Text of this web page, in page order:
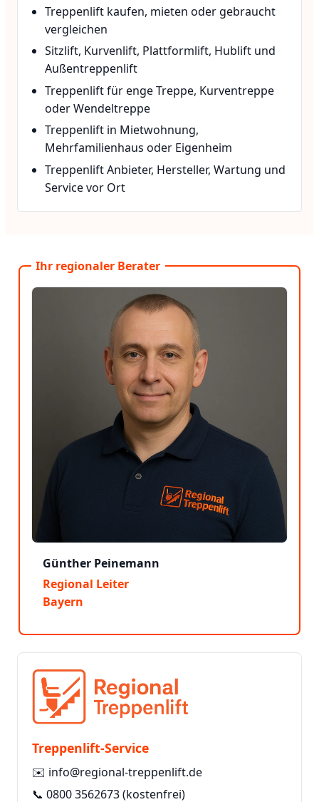
Treppenlift kaufen, mieten oder gebraucht
vergleichen
Sitzlift, Kurvenlift, Plattformlift, Hublift und
Außentreppenlift
Treppenlift für enge Treppe, Kurventreppe
oder Wendeltreppe
Treppenlift in Mietwohnung,
Mehrfamilienhaus oder Eigenheim
Treppenlift Anbieter, Hersteller, Wartung und
Service vor Ort
Ihr regionaler Berater
Günther Peinemann
Regional Leiter
Bayern
Treppenlift-Service
✉️ info@regional-treppenlift.de
📞 0800 3562673(kostenfrei)